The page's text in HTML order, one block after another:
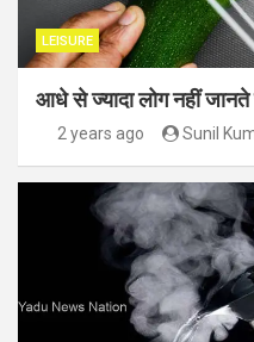
LEISURE
आधे से ज्यादा लोग नहीं जानते
2 years ago Sunil